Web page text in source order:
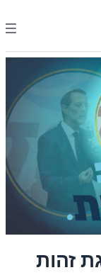
זהות